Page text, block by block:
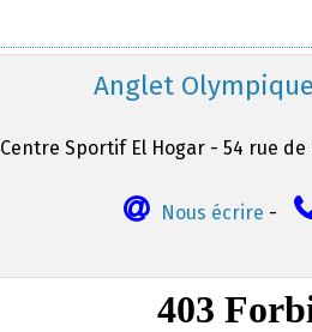
Anglet
Centre Sportif El Hogar - 54 rue de
Nous écrire -